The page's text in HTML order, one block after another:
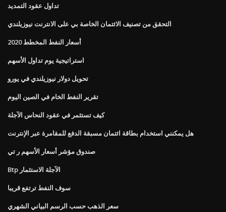
تداول عقود التمديد
التحقق من تصنيف الائتمان الخاصة بي على الانترنت نيوزيلندي
أسعار النفط المخطط 2020
استراتيجية يوم تداول الأسهم
تحويل دولار نيوزيلندي في يورو
تقرير النفط الخام في الصين اليوم
كيف تستثمر في عقود النحاس الآجلة
هل يمكنني استخدام بطاقة ائتمان مسبقة الدفع للمقامرة عبر الإنترنت
صندوق مؤشر أسعار الأسهم ر تي
Btp الآجلة الاستثمار
سوف النفط ترتفع قريبا
سعر الذهب حسب الرسم البياني الشهري